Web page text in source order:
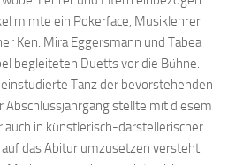
mimte ein Pokerface, Musiklehrer
Ken. Mira Eggersmann und Tabea
begleiteten Duetts vor die Bühne.
Tanz der bevorstehenden
stellte mit diesem
auch in künstlerisch-darstellerischer
das Abitur umzusetzen versteht.